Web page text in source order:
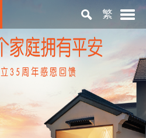
繁
關於平安
投資者關係
ESG